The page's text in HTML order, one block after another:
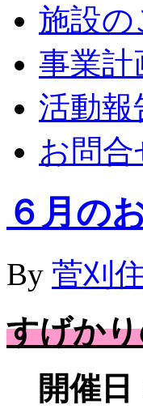
施設の
事業計
活動報
お問合
６月の
By 菅刈
すげか
開催